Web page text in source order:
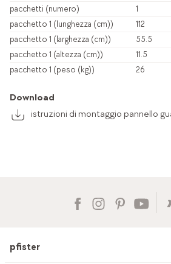
pacchetti (numero)
1
pacchetto 1 (lunghezza (cm))
112
pacchetto 1 (larghezza (cm))
55.5
pacchetto 1 (altezza (cm))
11.5
pacchetto 1 (peso (kg))
26
Download
istruzioni di montaggio pannello
pfister